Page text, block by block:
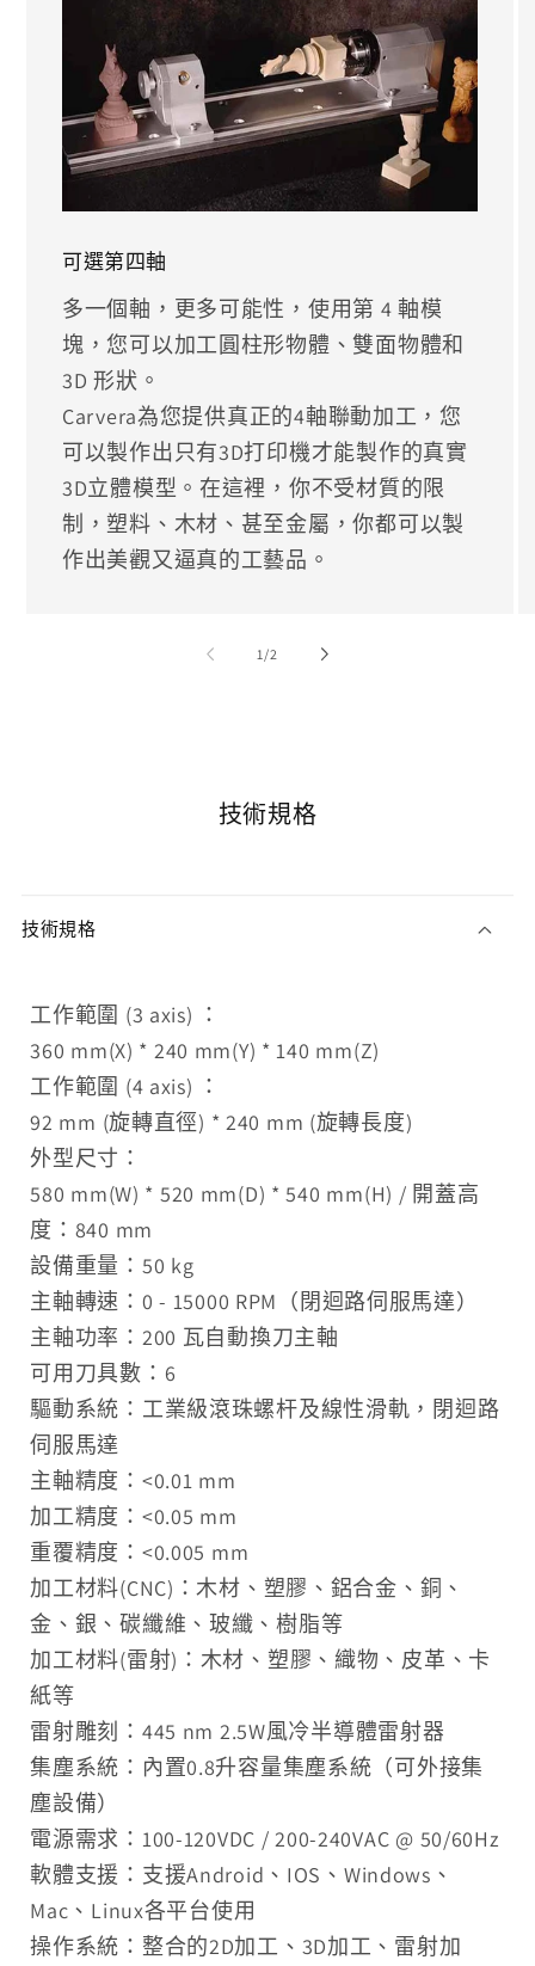
可選第四軸
多一個軸，更多可能性，使用第 4 軸模
塊，您可以加工圓柱形物體、雙面物體和
3D 形狀。
Carvera為您提供真正的4軸聯動加工，您
可以製作出只有3D打印機才能製作的真實
3D立體模型。在這裡，你不受材質的限
制，塑料、木材、甚至金屬，你都可以製
作出美觀又逼真的工藝品。
1//2
技術規格
技術規格
工作範圍 (3 axis) ：
360 mm(X) * 240 mm(Y) * 140 mm(Z)
工作範圍 (4 axis) ：
92 mm (旋轉直徑) * 240 mm (旋轉長度)
外型尺寸：
580 mm(W) * 520 mm(D) * 540 mm(H) / 開蓋高
度：840 mm
設備重量：50 kg
主軸轉速：0 - 15000 RPM（閉迴路伺服馬達）
主軸功率：200 瓦自動換刀主軸
可用刀具數：6
驅動系統：工業級滾珠螺杆及線性滑軌，閉迴路
伺服馬達
主軸精度：<0.01 mm
加工精度：<0.05 mm
重覆精度：<0.005 mm
加工材料(CNC)：木材、塑膠、鋁合金、銅、
金、銀、碳纖維、玻纖、樹脂等
加工材料(雷射)：木材、塑膠、織物、皮革、卡
紙等
雷射雕刻：445 nm 2.5W風冷半導體雷射器
集塵系統：內置0.8升容量集塵系統（可外接集
塵設備）
電源需求：100-120VDC / 200-240VAC @ 50/60Hz
軟體支援：支援Android、IOS、Windows、
Mac、Linux各平台使用
操作系統：整合的2D加工、3D加工、雷射加